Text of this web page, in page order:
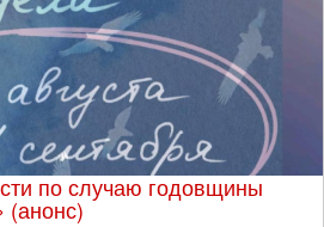
по случаю годовщины
(анонс)